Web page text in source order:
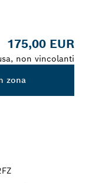
175,00 EUR
non vincolanti
zona